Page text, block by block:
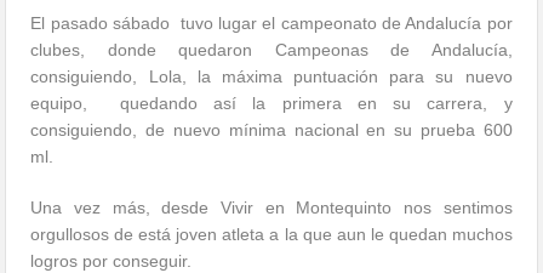
El pasado sábado tuvo lugar el campeonato de Andalucía por
clubes, donde quedaron Campeonas de Andalucía,
consiguiendo, Lola, la máxima puntuación para su nuevo
equipo, quedando así la primera en su carrera, y
consiguiendo, de nuevo mínima nacional en su prueba 600
ml.
Una vez más, desde Vivir en Montequinto nos sentimos
orgullosos de está joven atleta a la que aun le quedan muchos
logros por conseguir.